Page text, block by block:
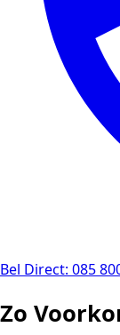
Bel Direct: 085
Zo